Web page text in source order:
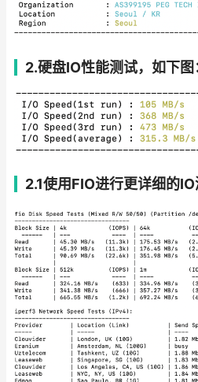
2.硬盘IO性能测试，如下图
2.1使用FIO进行更详细的IO